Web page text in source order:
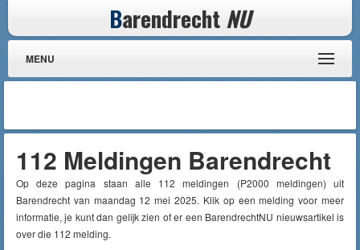
Barendrecht NU
MENU
112 Meldingen Barendrecht
Op deze pagina staan alle 112 meldingen (P2000 meldingen) uit
Barendrecht van maandag 12 mei 2025. Klik op een melding voor meer
informatie, je kunt dan gelijk zien of er een BarendrechtNU nieuwsartikel is
over die 112 melding.